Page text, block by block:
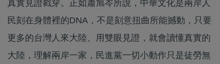
真實見證戳穿。正如蕭旭岑所說，中華文化是兩岸人
民刻在身體裡的DNA，不是刻意扭曲所能撼動，只要
更多的台灣人來大陸、用雙眼見證，就會讀懂真實的
大陸，理解兩岸一家，民進黨一切小動作只是徒勞無